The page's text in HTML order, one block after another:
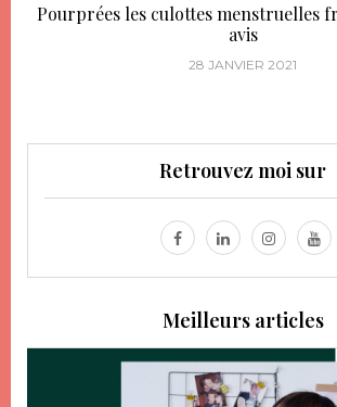
Pourprées les culottes menstruelles
avis
28 JANVIER 2021
Retrouvez moi sur
Meilleurs articles